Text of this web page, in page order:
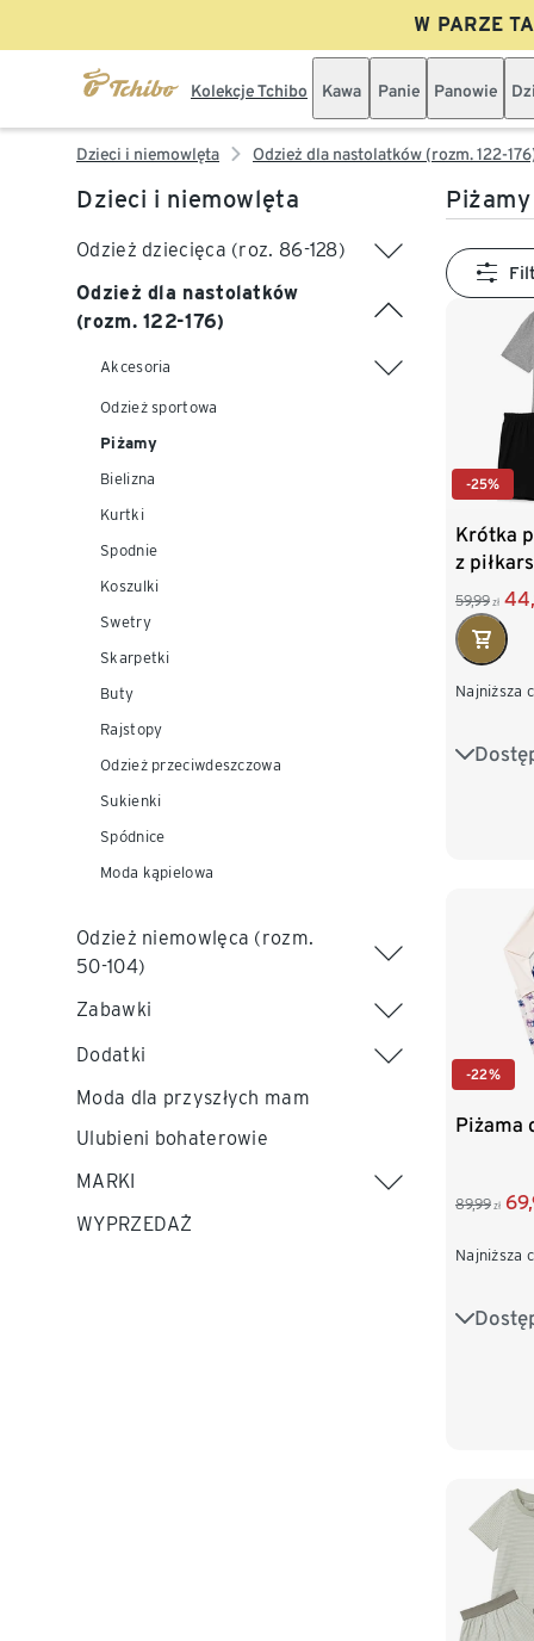
W PARZE
Kolekcje Tchibo Kawa Panie Panowie
Dzieci i niemowlęta Odzież dla nastolatków (rozm. 122-
Dzieci i niemowlęta
Odzież dziecięca (roz. 86-128)
Odzież dla nastolatków
(rozm. 122-176)
Akcesoria
Odzież sportowa
Piżamy
Bielizna
Kurtki
Spodnie
Koszulki
Swetry
Skarpetki
Buty
Rajstopy
Odzież przeciwdeszczowa
Sukienki
Spódnice
Moda kąpielowa
Odzież niemowlęca (rozm.
50-104)
Zabawki
Dodatki
Moda dla przyszłych mam
Ulubieni bohaterowie
MARKI
WYPRZEDAŻ
-25%
Krótka
z
59,99 zł
Najniższa
98/104
-22%
Piżama
89,99 zł
Najniższa
122/128